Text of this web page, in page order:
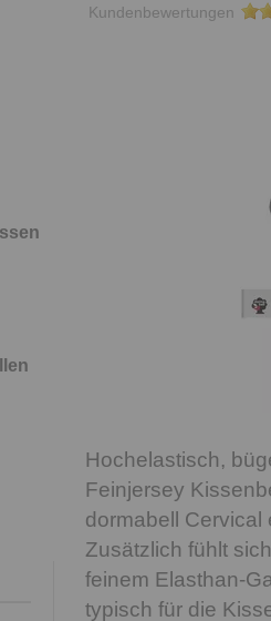
Kundenbewertungen
Hochelastisch,
Feinjersey
dormabell Cervical
Zusätzlich fühlt
feinem Elasthan-
typisch für die